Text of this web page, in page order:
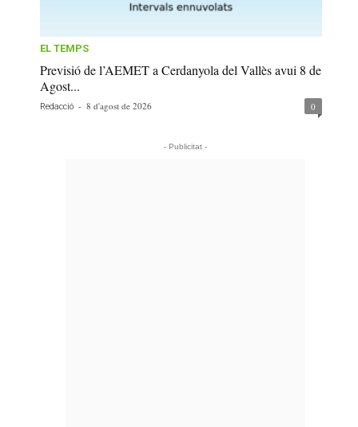
EL TEMPS
Previsió de l’AEMET a Cerdanyola del Vallès avui 8 de
Agost...
Redacció - 8 d'agost de 2026 0
- Publicitat -